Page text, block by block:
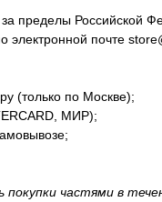
за пределы Российской
электронной почте
(только по Москве);
МИР);
частями в